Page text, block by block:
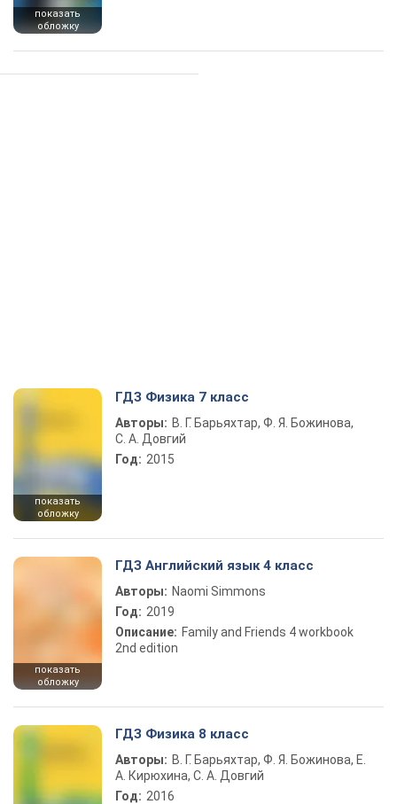
показать
обложку
показать
обложку
ГДЗ Физика 7 класс
Авторы: В. Г. Барьяхтар, Ф. Я. Божинова,
С. А. Довгий
Год: 2015
показать
обложку
ГДЗ Английский язык 4 класс
Авторы: Naomi Simmons
Год: 2019
Описание: Family and Friends 4 workbook
2nd edition
ГДЗ Физика 8 класс
Авторы: В. Г. Барьяхтар, Ф. Я. Божинова, Е.
А. Кирюхина, С. А. Довгий
Год: 2016